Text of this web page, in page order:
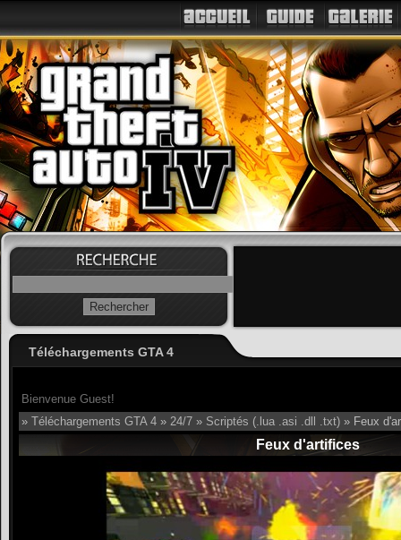
Téléchargements GTA 4
Bienvenue Guest!
» Téléchargements GTA 4 » 24/7 » Scriptés (.lua .asi .dll .txt) » Feux
Feux d'artifices